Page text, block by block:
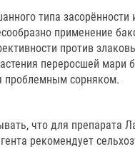
типа
применение
против
переросшей мари
проблемным сорняком.
что для препарата
рекомендует